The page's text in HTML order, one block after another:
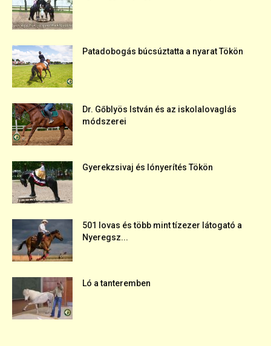
Patadobogás búcsúztatta a nyarat Tökön
Dr. Gőblyös István és az iskolalovaglás
módszerei
Gyerekzsivaj és lónyerítés Tökön
501 lovas és több mint tízezer látogató a
Nyeregsz...
Ló a tanteremben